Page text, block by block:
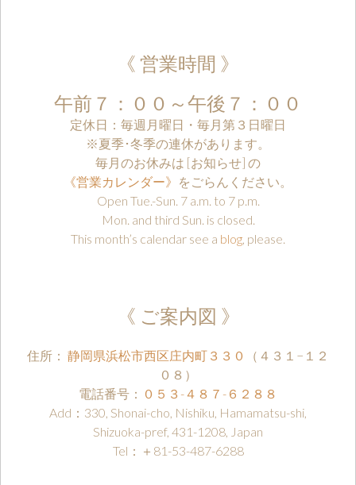
《 営業時間 》
午前７：００～午後７：００
定休日：毎週月曜日・毎月第３日曜日
※夏季･冬季の連休があります。
毎月のお休みは [お知らせ] の
《営業カレンダー》 をごらんください。
Open Tue.-Sun. 7 a.m. to 7 p.m.
Mon. and third Sun. is closed.
This month’s calendar see a blog, please.
《 ご案内図 》
住所： 静岡県浜松市西区庄内町３３０
（４３１−１２
０８）
電話番号： ０５３-４８７-６２８８
Add：330, Shonai-cho, Nishiku, Hamamatsu-shi,
Shizuoka-pref, 431-1208, Japan
Tel：＋81-53-487-6288